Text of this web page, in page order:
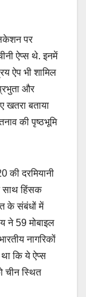
पर
ऐप्स थे. इनमें
ऐप भी शामिल
और
खतरा बताया
की पृष्ठभूमि
की दरमियानी
साथ हिंसक
के संबंधों में
ने 59 मोबाइल
नागरिकों
कि ये ऐप्स
चीन स्थित